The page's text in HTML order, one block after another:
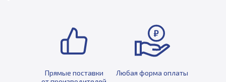
Прямые поставки
Любая форма оплаты